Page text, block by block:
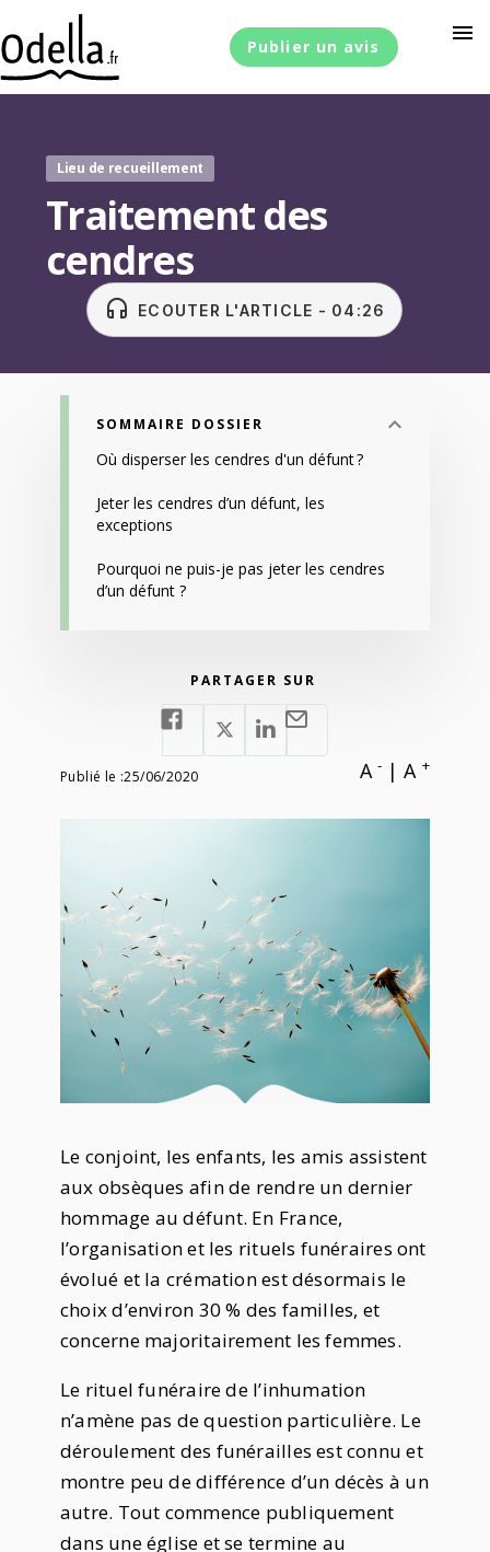
Publier un avis
menu
Lieu de recueillement
Traitement des
cendres
headset ECOUTER L'ARTICLE - 04:26
SOMMAIRE DOSSIER
Où disperser les cendres d'un défunt ?
Jeter les cendres d’un défunt, les
exceptions
Pourquoi ne puis-je pas jeter les cendres
d’un défunt ?
PARTAGER SUR
Publié le :25/06/2020 A - | A +
Le conjoint, les enfants, les amis assistent
aux obsèques afin de rendre un dernier
hommage au défunt. En France,
l’organisation et les rituels funéraires ont
évolué et la crémation est désormais le
choix d’environ 30 % des familles, et
concerne majoritairement les femmes.
Le rituel funéraire de l’inhumation
n’amène pas de question particulière. Le
déroulement des funérailles est connu et
montre peu de différence d’un décès à un
autre. Tout commence publiquement
dans une église et se termine au